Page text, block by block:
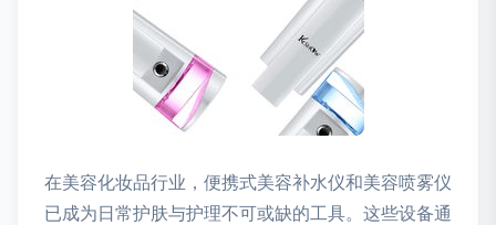
在美容化妆品行业，便携式美容补水仪和美容喷雾仪
已成为日常护肤与护理不可或缺的工具。这些设备通